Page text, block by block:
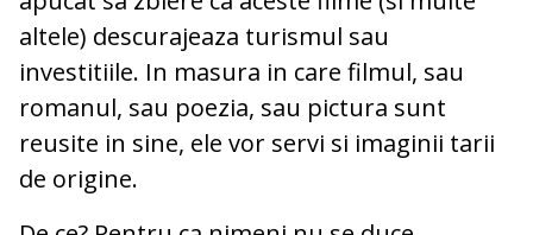
altele) descurajeaza turismul sau
investitiile. In masura in care filmul, sau
romanul, sau poezia, sau pictura sunt
reusite in sine, ele vor servi si imaginii tarii
de origine.